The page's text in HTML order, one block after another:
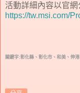
活動詳細內容以官網
https://tw.msi.com/
關鍵字:彰化縣、彰化市、和美、伸